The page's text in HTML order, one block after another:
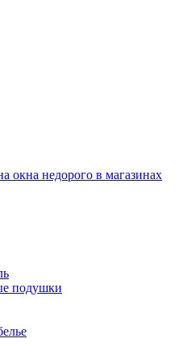
окна недорого в магазинах
подушки